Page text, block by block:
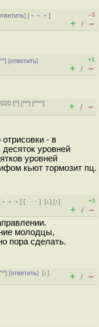
] [ ﹢﹢﹢]
–1
+ / –
] [ответить]
+1
+ / –
[^] [^^] [^^^]
+ / –
- в
уровней
уровней
кьют тормозит пц.
﹢﹢﹢] [ · · ·][↓] [↑]
+3
+ / –
молодцы,
пора сделать.
] [ответить][↓]
+ / –